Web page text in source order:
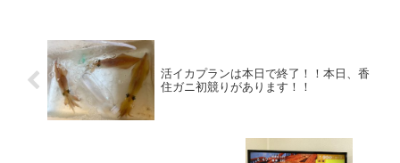
活イカプランは本日で終了！！本日、香
住ガニ初競りがあります！！